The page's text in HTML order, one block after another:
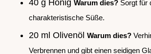
40 g Honig Warum dies? Sorgt für
charakteristische Süße.
20 ml Olivenöl Warum dies?
Verbrennen und gibt einen seidigen